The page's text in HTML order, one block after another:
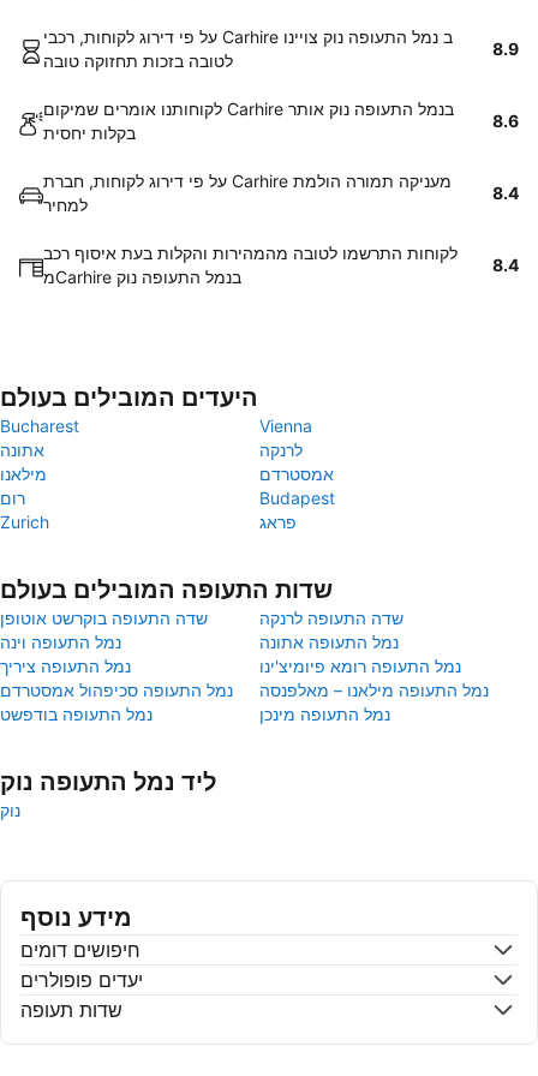
על פי דירוג לקוחות, רכבי Carhire ב נמל התעופה נוק צויינו
לטובה בזכות תחזוקה טובה
8.9
לקוחותנו אומרים שמיקום Carhire בנמל התעופה נוק אותר
בקלות יחסית
8.6
על פי דירוג לקוחות, חברת Carhire מעניקה תמורה הולמת
למחיר
8.4
לקוחות התרשמו לטובה מהמהירות והקלות בעת איסוף רכב
מCarhire בנמל התעופה נוק
8.4
היעדים המובילים בעולם
Bucharest
Vienna
אתונה
לרנקה
מילאנו
אמסטרדם
רום
Budapest
Zurich
פראג
שדות התעופה המובילים בעולם
שדה התעופה בוקרשט אוטופן
שדה התעופה לרנקה
נמל התעופה וינה
נמל התעופה אתונה
נמל התעופה ציריך
נמל התעופה רומא פיומיצ'ינו
נמל התעופה סכיפהול אמסטרדם
נמל התעופה מילאנו – מאלפנסה
נמל התעופה בודפשט
נמל התעופה מינכן
ליד נמל התעופה נוק
נוק
מידע נוסף
חיפושים דומים
יעדים פופולרים
שדות תעופה